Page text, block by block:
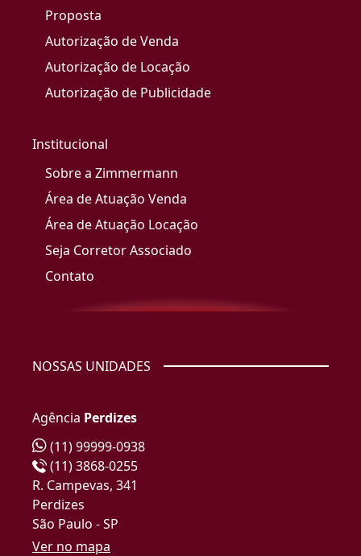
Proposta
Autorização de Venda
Autorização de Locação
Autorização de Publicidade
Institucional
Sobre a Zimmermann
Área de Atuação Venda
Área de Atuação Locação
Seja Corretor Associado
Contato
NOSSAS UNIDADES
Agência Perdizes
(11) 99999-0938
(11) 3868-0255
R. Campevas, 341
Perdizes
São Paulo - SP
Ver no mapa